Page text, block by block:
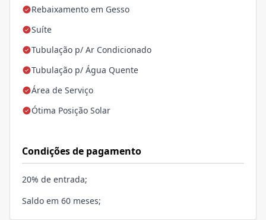
Rebaixamento em Gesso
Suíte
Tubulação p/ Ar Condicionado
Tubulação p/ Água Quente
Área de Serviço
Ótima Posição Solar
Condições de pagamento
20% de entrada;
Saldo em 60 meses;